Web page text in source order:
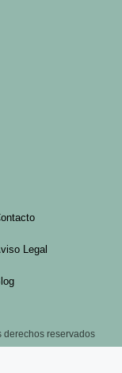
Legal
derechos reservados